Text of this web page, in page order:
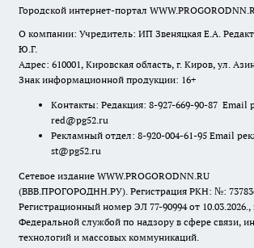
Городской интернет-портал
О компании: Учредитель: ИП Звеняцкая Е.А.
Ю.Г.
Адрес: 610001, Кировская область, г. Киров, ул.
Знак информационной продукции: 16+
Контакты: Редакция: 8-927-669-90-87 Email
red@pg52.ru
Рекламный отдел: 8-920-004-61-95 Email
st@pg52.ru
Сетевое издание WWW.PROGORODNN.RU
(ВВВ.ПРОГОРОДНН.РУ). Регистрация РКН: №:
Регистрационный номер ЭЛ 77-90994 от
Федеральной службой по надзору в сфере связи,
технологий и массовых коммуникаций.